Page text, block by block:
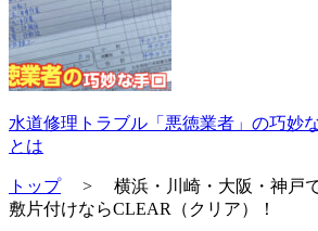
水道修理トラブル「悪徳業者」の巧妙
とは
トップ> 横浜・川崎・大阪・神戸
敷片付けならCLEAR（クリア）！